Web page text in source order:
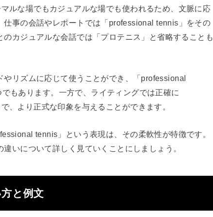
ルな場でもカジュアルな場でも使われるため、文脈に応
仕事の会話やレポートでは「professional tennis」をその
カジュアルな会話では「プロテニス」と省略することも
リズムに応じて使うことができ、「professional
もあります。一方で、ライティングでは正確に
、より正式な印象を与えることができます。
tennis」という表現は、その柔軟性が特徴です。
いについて詳しく見ていくことにしましょう。
と例文